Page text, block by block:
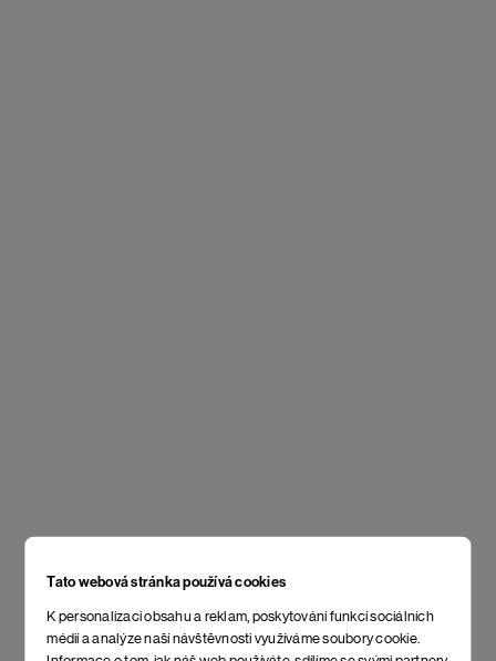
Tato webová stránka používá cookies
K personalizaci obsahu a reklam, poskytování funkcí sociálních
médií a analýze naší návštěvnosti využíváme soubory cookie.